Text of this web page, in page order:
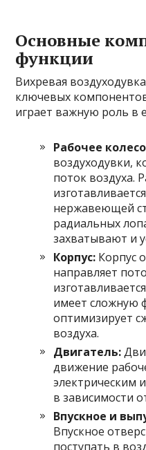
Основные
функции
Вихревая
ключевых
играет важную роль в
Рабочее
воздуходувки,
поток воздуха.
нержавеющей
радиальных
захватывают и
Корпус: Корпус
направляет
имеет сложную
оптимизирует
воздуха.
Двигатель:
движение
электрическим
в зависимости
Впускное и
Впускное
поступать в